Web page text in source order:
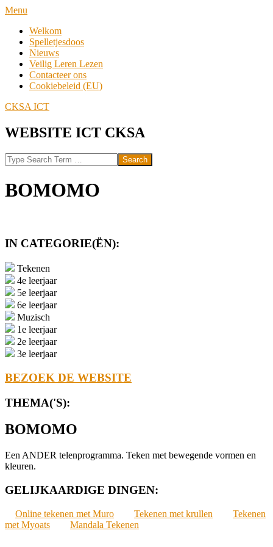
Skip
content
Navigation
Menu
Welkom
Spelletjesdoos
Nieuws
Veilig Leren Lezen
Contacteer ons
Cookiebeleid (EU)
CKSA ICT
WEBSITE ICT CKSA
Search
BOMOMO
IN CATEGORIE(ËN):
Tekenen
4e leerjaar
5e leerjaar
6e leerjaar
Muzisch
1e leerjaar
2e leerjaar
3e leerjaar
BEZOEK DE WEBSITE
THEMA('S):
BOMOMO
Een ANDER telenprogramma. Teken met bewegende vormen en
kleuren.
GELIJKAARDIGE DINGEN:
Online tekenen met Muro Tekenen met krullen
Tekenen
met Myoats
Mandala Tekenen